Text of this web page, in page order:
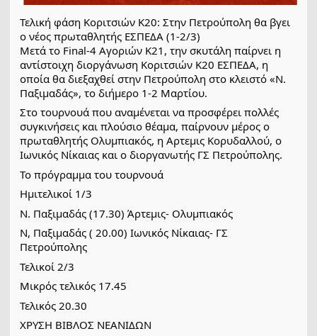
Τελική φάση Κοριτσιών Κ20: Στην Πετρούπολη θα βγει
ο νέος πρωταθλητής ΕΣΠΕΔΑ (1-2/3)
Μετά το Final-4 Αγοριών Κ21, την σκυτάλη παίρνει η
αντίστοιχη διοργάνωση Κοριτσιών Κ20 ΕΣΠΕΔΑ, η
οποία θα διεξαχθεί στην Πετρούπολη στο κλειστό «Ν.
Παξιμαδάς», το διήμερο 1-2 Μαρτίου.
Στο τουρνουά που αναμένεται να προσφέρει πολλές
συγκινήσεις και πλούσιο θέαμα, παίρνουν μέρος ο
πρωταθλητής Ολυμπιακός, η Αρτεμις Κορυδαλλού, ο
Ιωνικός Νίκαιας και ο διοργανωτής ΓΣ Πετρούπολης.
Το πρόγραμμα του τουρνουά
Ημιτελικοί 1/3
Ν. Παξιμαδάς (17.30) Άρτεμις- Ολυμπιακός
Ν, Παξιμαδάς ( 20.00) Ιωνικός Νίκαιας- ΓΣ
Πετρούπολης
Τελικοί 2/3
Μικρός τελικός 17.45
Τελικός 20.30
ΧΡΥΣΗ ΒΙΒΛΟΣ ΝΕΑΝΙΔΩΝ